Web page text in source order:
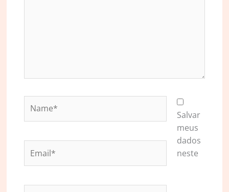
Salvar
meus
dados
neste